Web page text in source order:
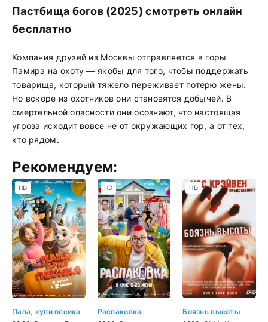
Пастбища богов (2025) смотреть онлайн
бесплатно
Компания друзей из Москвы отправляется в горы
Памира на охоту — якобы для того, чтобы поддержать
товарища, который тяжело переживает потерю жены.
Но вскоре из охотников они становятся добычей. В
смертельной опасности они осознают, что настоящая
угроза исходит вовсе не от окружающих гор, а от тех,
кто рядом.
Рекомендуем:
Папа, купи пёсика
HD
Распаковка
HD
Боязнь высоты
HD